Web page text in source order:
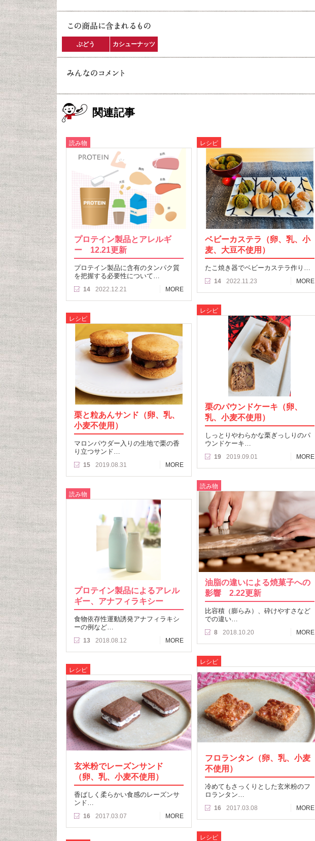
ぶどう カシューナッツ
関連記事
読み物
プロテイン製品とアレルギ
ー 12.21更新
プロテイン製品に含有のタンパク質
を把握する必要性について…
14 2022.12.21 MORE
レシピ
ベビーカステラ（卵、乳、小
麦、大豆不使用）
たこ焼き器でベビーカステラ作り…
14 2022.11.23 MORE
レシピ
栗のパウンドケーキ（卵、
乳、小麦不使用）
しっとりやわらかな栗ぎっしりのパ
ウンドケーキ…
19 2019.09.01 MORE
レシピ
栗と粒あんサンド（卵、乳、
小麦不使用）
マロンパウダー入りの生地で栗の香
り立つサンド…
15 2019.08.31 MORE
読み物
油脂の違いによる焼菓子への
影響 2.22更新
比容積（膨らみ）、砕けやすさなど
での違い…
8 2018.10.20 MORE
読み物
プロテイン製品によるアレル
ギー、アナフィラキシー
食物依存性運動誘発アナフィラキシ
ーの例など…
13 2018.08.12 MORE
レシピ
フロランタン（卵、乳、小麦
不使用）
冷めてもさっくりとした玄米粉のフ
ロランタン…
16 2017.03.08 MORE
レシピ
玄米粉でレーズンサンド
（卵、乳、小麦不使用）
香ばしく柔らかい食感のレーズンサ
ンド…
16 2017.03.07 MORE
レシピ